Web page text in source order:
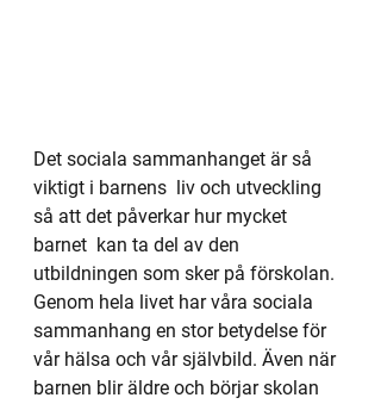
Det sociala sammanhanget är så
viktigt i barnens  liv och utveckling
så att det påverkar hur mycket
barnet  kan ta del av den
utbildningen som sker på förskolan.
Genom hela livet har våra sociala
sammanhang en stor betydelse för
vår hälsa och vår självbild. Även när
barnen blir äldre och börjar skolan